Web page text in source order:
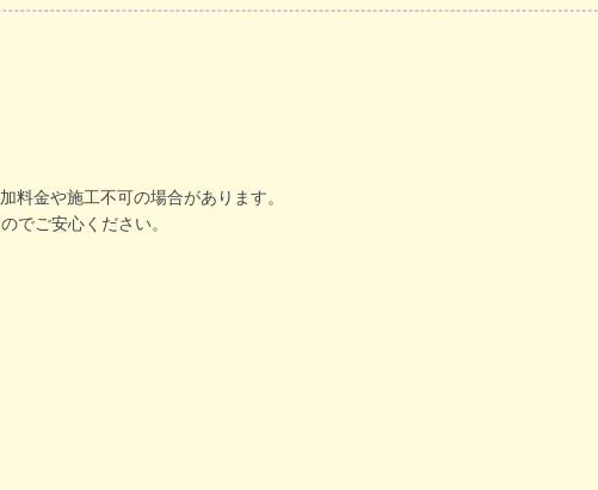
料金や施工不可の場合があります。
でご安心ください。